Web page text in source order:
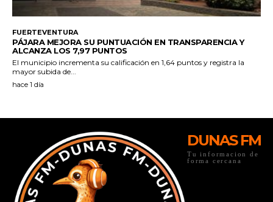
DUNAS FM
Tu informacion de
forma cercana